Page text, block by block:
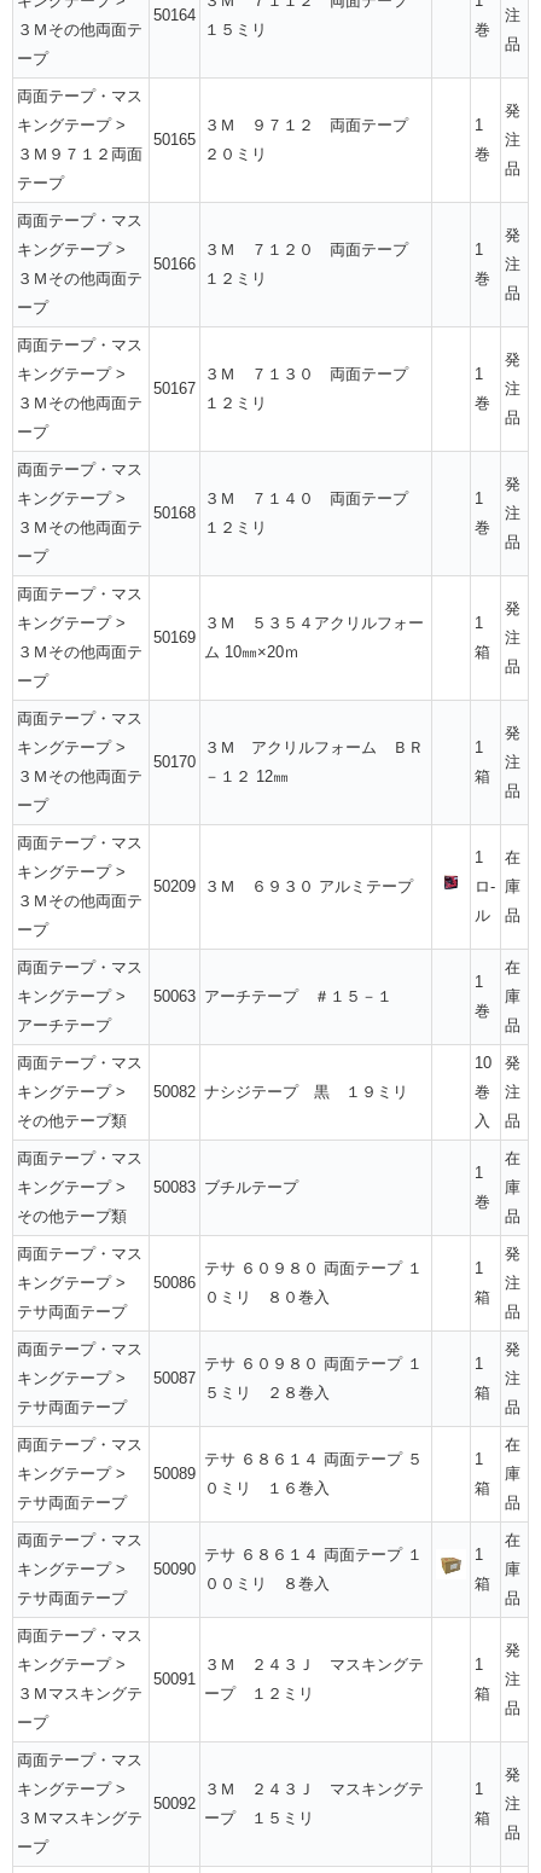
３Ｍその他両面テ
ープ
50164
１５ミリ
巻
注
品
両面テープ・マス
キングテープ >
３Ｍ９７１２両面
テープ
50165
３Ｍ ９７１２ 両面テープ
２０ミリ
1
巻
発
注
品
両面テープ・マス
キングテープ >
３Ｍその他両面テ
ープ
50166
３Ｍ ７１２０ 両面テープ
１２ミリ
1
巻
発
注
品
両面テープ・マス
キングテープ >
３Ｍその他両面テ
ープ
50167
３Ｍ ７１３０ 両面テープ
１２ミリ
1
巻
発
注
品
両面テープ・マス
キングテープ >
３Ｍその他両面テ
ープ
50168
３Ｍ ７１４０ 両面テープ
１２ミリ
1
巻
発
注
品
両面テープ・マス
キングテープ >
３Ｍその他両面テ
ープ
50169
３Ｍ ５３５４アクリルフォー
ム 10㎜×20ｍ
1
箱
発
注
品
両面テープ・マス
キングテープ >
３Ｍその他両面テ
ープ
50170
３Ｍ アクリルフォーム ＢＲ
－１２ 12㎜
1
箱
発
注
品
両面テープ・マス
キングテープ >
３Ｍその他両面テ
ープ
50209 ３Ｍ ６９３０ アルミテープ
1
ロ-
ル
在
庫
品
両面テープ・マス
キングテープ >
アーチテープ
50063 アーチテープ ＃１５－１
1
巻
在
庫
品
両面テープ・マス
キングテープ >
その他テープ類
50082 ナシジテープ 黒 １９ミリ
10
巻
入
発
注
品
両面テープ・マス
キングテープ >
その他テープ類
50083 ブチルテープ
1
巻
在
庫
品
両面テープ・マス
キングテープ >
テサ両面テープ
50086
テサ ６０９８０ 両面テープ １
０ミリ ８０巻入
1
箱
発
注
品
両面テープ・マス
キングテープ >
テサ両面テープ
50087
テサ ６０９８０ 両面テープ １
５ミリ ２８巻入
1
箱
発
注
品
両面テープ・マス
キングテープ >
テサ両面テープ
50089
テサ ６８６１４ 両面テープ ５
０ミリ １６巻入
1
箱
在
庫
品
両面テープ・マス
キングテープ >
テサ両面テープ
50090
テサ ６８６１４ 両面テープ １
００ミリ ８巻入
1
箱
在
庫
品
両面テープ・マス
キングテープ >
３Ｍマスキングテ
ープ
50091
３Ｍ ２４３Ｊ マスキングテ
ープ １２ミリ
1
箱
発
注
品
両面テープ・マス
キングテープ >
３Ｍマスキングテ
ープ
50092
３Ｍ ２４３Ｊ マスキングテ
ープ １５ミリ
1
箱
発
注
品